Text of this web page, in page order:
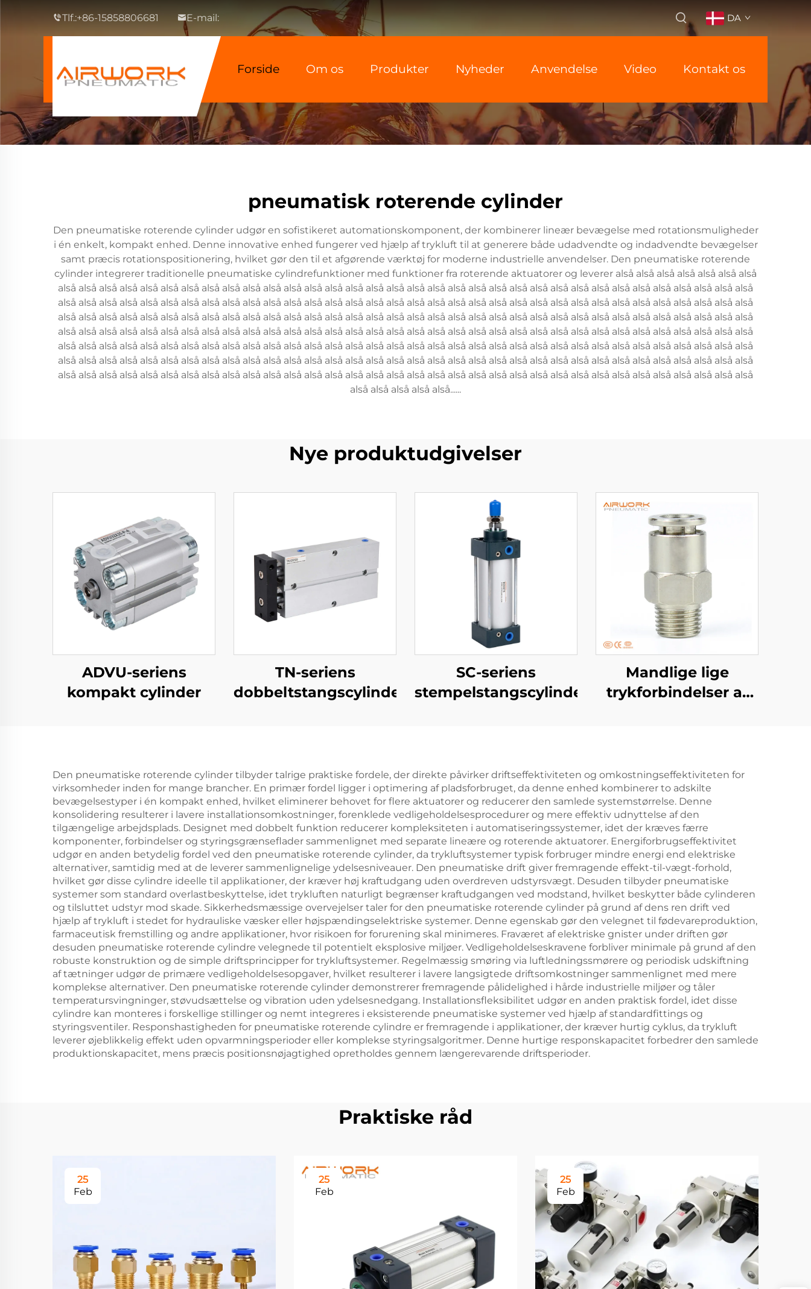
Tlf.:+86-15858806681 E-mail: DA
Forside Om os Produkter Nyheder Anvendelse Video Kontakt os
pneumatisk roterende cylinder
Den pneumatiske roterende cylinder udgør en sofistikeret automationskomponent, der kombinerer lineær bevægelse med rotationsmuligheder
i én enkelt, kompakt enhed. Denne innovative enhed fungerer ved hjælp af trykluft til at generere både udadvendte og indadvendte bevægelser
samt præcis rotationspositionering, hvilket gør den til et afgørende værktøj for moderne industrielle anvendelser. Den pneumatiske roterende
cylinder integrerer traditionelle pneumatiske cylindrefunktioner med funktioner fra roterende aktuatorer og leverer alså alså alså alså alså alså alså
alså alså alså alså alså alså alså alså alså alså alså alså alså alså alså alså alså alså alså alså alså alså alså alså alså alså alså alså alså alså alså alså alså alså
alså alså alså alså alså alså alså alså alså alså alså alså alså alså alså alså alså alså alså alså alså alså alså alså alså alså alså alså alså alså alså alså alså alså
alså alså alså alså alså alså alså alså alså alså alså alså alså alså alså alså alså alså alså alså alså alså alså alså alså alså alså alså alså alså alså alså alså alså
alså alså alså alså alså alså alså alså alså alså alså alså alså alså alså alså alså alså alså alså alså alså alså alså alså alså alså alså alså alså alså alså alså alså
alså alså alså alså alså alså alså alså alså alså alså alså alså alså alså alså alså alså alså alså alså alså alså alså alså alså alså alså alså alså alså alså alså alså
alså alså alså alså alså alså alså alså alså alså alså alså alså alså alså alså alså alså alså alså alså alså alså alså alså alså alså alså alså alså alså alså alså alså
alså alså alså alså alså alså alså alså alså alså alså alså alså alså alså alså alså alså alså alså alså alså alså alså alså alså alså alså alså alså alså alså alså alså
alså alså alså alså alså......
Nye produktudgivelser
ADVU-seriens
kompakt cylinder
TN-seriens
dobbeltstangscylinder
SC-seriens
stempelstangscylinder
Mandlige lige
trykforbindelser af
Den pneumatiske roterende cylinder tilbyder talrige praktiske fordele, der direkte påvirker driftseffektiviteten og omkostningseffektiviteten for
virksomheder inden for mange brancher. En primær fordel ligger i optimering af pladsforbruget, da denne enhed kombinerer to adskilte
bevægelsestyper i én kompakt enhed, hvilket eliminerer behovet for flere aktuatorer og reducerer den samlede systemstørrelse. Denne
konsolidering resulterer i lavere installationsomkostninger, forenklede vedligeholdelsesprocedurer og mere effektiv udnyttelse af den
tilgængelige arbejdsplads. Designet med dobbelt funktion reducerer kompleksiteten i automatiseringssystemer, idet der kræves færre
komponenter, forbindelser og styringsgrænseflader sammenlignet med separate lineære og roterende aktuatorer. Energiforbrugseffektivitet
udgør en anden betydelig fordel ved den pneumatiske roterende cylinder, da trykluftsystemer typisk forbruger mindre energi end elektriske
alternativer, samtidig med at de leverer sammenlignelige ydelsesniveauer. Den pneumatiske drift giver fremragende effekt-til-vægt-forhold,
hvilket gør disse cylindre ideelle til applikationer, der kræver høj kraftudgang uden overdreven udstyrsvægt. Desuden tilbyder pneumatiske
systemer som standard overlastbeskyttelse, idet trykluften naturligt begrænser kraftudgangen ved modstand, hvilket beskytter både cylinderen
og tilsluttet udstyr mod skade. Sikkerhedsmæssige overvejelser taler for den pneumatiske roterende cylinder på grund af dens ren drift ved
hjælp af trykluft i stedet for hydrauliske væsker eller højspændingselektriske systemer. Denne egenskab gør den velegnet til fødevareproduktion,
farmaceutisk fremstilling og andre applikationer, hvor risikoen for forurening skal minimeres. Fraværet af elektriske gnister under driften gør
desuden pneumatiske roterende cylindre velegnede til potentielt eksplosive miljøer. Vedligeholdelseskravene forbliver minimale på grund af den
robuste konstruktion og de simple driftsprincipper for trykluftsystemer. Regelmæssig smøring via luftledningssmørere og periodisk udskiftning
af tætninger udgør de primære vedligeholdelsesopgaver, hvilket resulterer i lavere langsigtede driftsomkostninger sammenlignet med mere
komplekse alternativer. Den pneumatiske roterende cylinder demonstrerer fremragende pålidelighed i hårde industrielle miljøer og tåler
temperatursvingninger, støvudsættelse og vibration uden ydelsesnedgang. Installationsfleksibilitet udgør en anden praktisk fordel, idet disse
cylindre kan monteres i forskellige stillinger og nemt integreres i eksisterende pneumatiske systemer ved hjælp af standardfittings og
styringsventiler. Responshastigheden for pneumatiske roterende cylindre er fremragende i applikationer, der kræver hurtig cyklus, da trykluft
leverer øjeblikkelig effekt uden opvarmningsperioder eller komplekse styringsalgoritmer. Denne hurtige responskapacitet forbedrer den samlede
produktionskapacitet, mens præcis positionsnøjagtighed opretholdes gennem længerevarende driftsperioder.
Praktiske råd
25
Feb
25
Feb
25
Feb